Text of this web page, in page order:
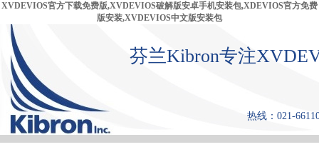
XVDEVIOS官方下载免费版,XVDEVIOS破解版安卓手机安装包,XDEVIOS官方免费
版安装,XVDEVIOS中文版安装包
芬兰Kibron专注
热线：021-
首 页 产品中心 张力仪